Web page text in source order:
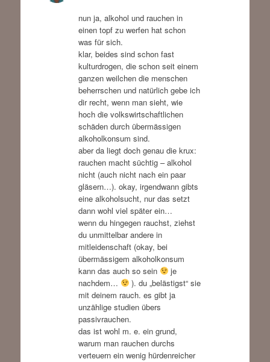
nun ja, alkohol und rauchen in
einen topf zu werfen hat schon
was für sich.
klar, beides sind schon fast
kulturdrogen, die schon seit einem
ganzen weilchen die menschen
beherrschen und natürlich gebe ich
dir recht, wenn man sieht, wie
hoch die volkswirtschaftlichen
schäden durch übermässigen
alkoholkonsum sind.
aber da liegt doch genau die krux:
rauchen macht süchtig – alkohol
nicht (auch nicht nach ein paar
gläsern…). okay, irgendwann gibts
eine alkoholsucht, nur das setzt
dann wohl viel später ein…
wenn du hingegen rauchst, ziehst
du unmittelbar andere in
mitleidenschaft (okay, bei
übermässigem alkoholkonsum
kann das auch so sein
je
nachdem…
). du „belästigst“ sie
mit deinem rauch. es gibt ja
unzählige studien übers
passivrauchen.
das ist wohl m. e. ein grund,
warum man rauchen durchs
verteuern ein wenig hürdenreicher